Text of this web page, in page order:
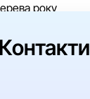
року
Контакти